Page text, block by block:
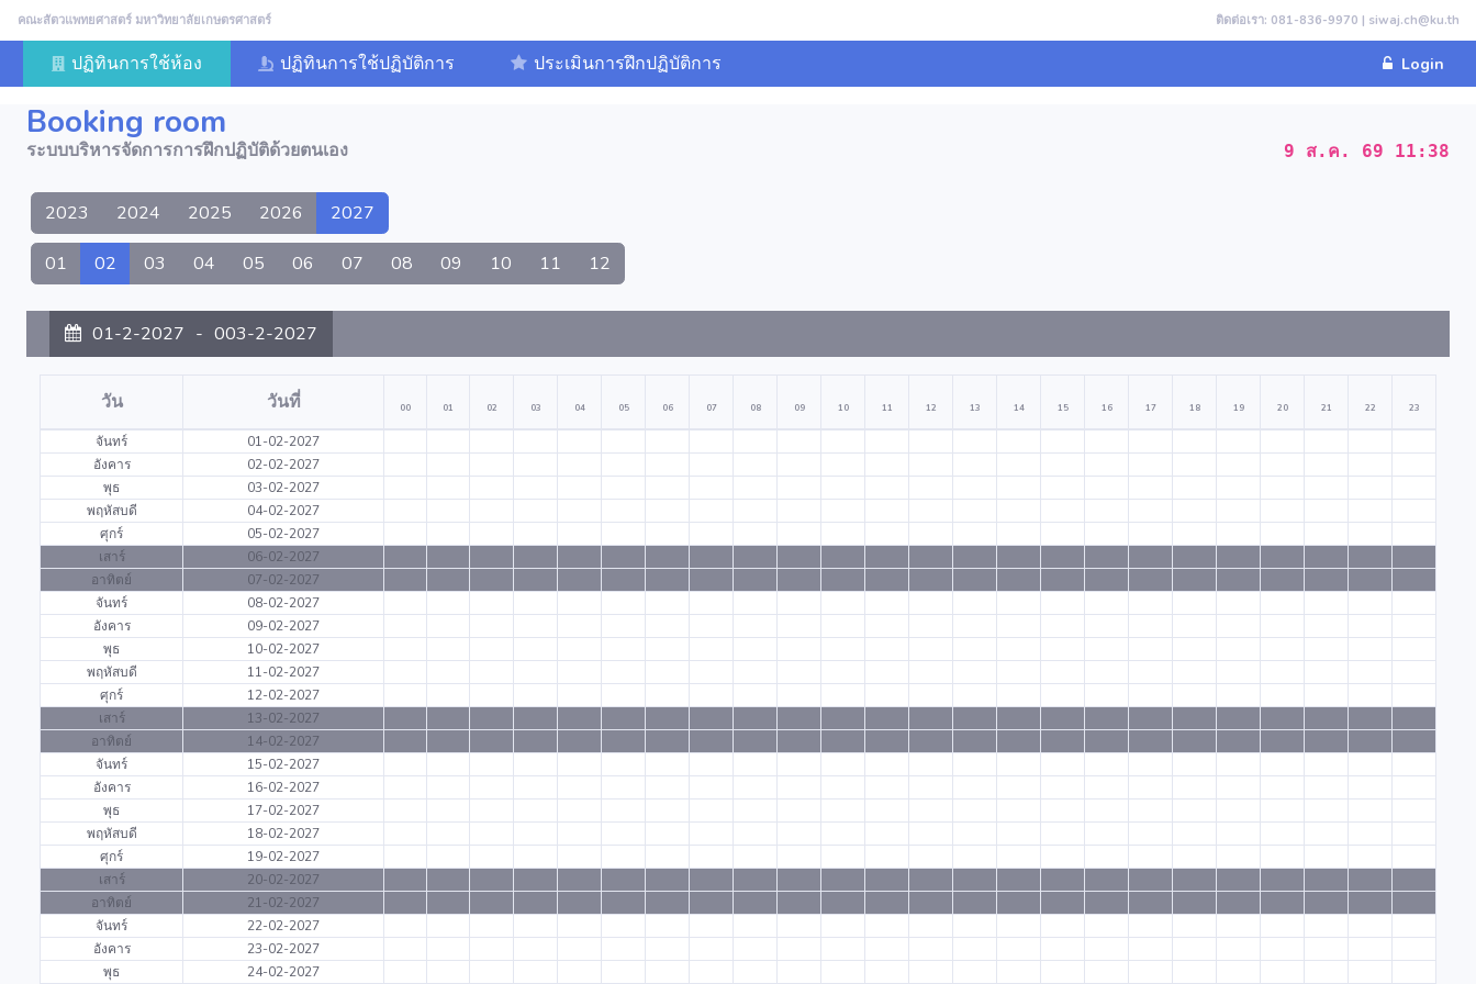
คณะสัตวแพทยศาสตร์ มหาวิทยาลัยเกษตรศาสตร์ ติดต่อเรา: 081-836-9970 | siwaj.ch@ku.th
ปฏิทินการใช้ห้อง ปฏิทินการใช้ปฏิบัติการ ประเมินการฝึกปฏิบัติการ Login
Booking room
ระบบบริหารจัดการการฝึกปฏิบัติด้วยตนเอง 9 ส.ค. 69 11:38
2023 2024 2025 2026 2027
01 02 03 04 05 06 07 08 09 10 11 12
01-2-2027 - 003-2-2027
วัน วันที่ 00 01 02 03 04 05 06 07 08 09 10 11 12 13 14 15 16 17 18 19 20 21 22 23
จันทร์
01-02-2027
อังคาร
02-02-2027
พุธ
03-02-2027
พฤหัสบดี
04-02-2027
ศุกร์
05-02-2027
เสาร์
06-02-2027
อาทิตย์
07-02-2027
จันทร์
08-02-2027
อังคาร
09-02-2027
พุธ
10-02-2027
พฤหัสบดี
11-02-2027
ศุกร์
12-02-2027
เสาร์
13-02-2027
อาทิตย์
14-02-2027
จันทร์
15-02-2027
อังคาร
16-02-2027
พุธ
17-02-2027
พฤหัสบดี
18-02-2027
ศุกร์
19-02-2027
เสาร์
20-02-2027
อาทิตย์
21-02-2027
จันทร์
22-02-2027
อังคาร
23-02-2027
พุธ
24-02-2027